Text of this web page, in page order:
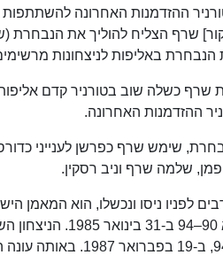
ההזדמנות האחרונה להשתתפות
שרף הצליח להוליך את
הנבחרת באליפות לניצחונות
ההזדמנות האחרונה.
שימש שרף כפרשן לענייני
שלמה שרף וניב רסקין.
לפניו ניסו ונכשלו, הוא המאמן
אביב על קבוצת
קבוצת טרסר מילאנו